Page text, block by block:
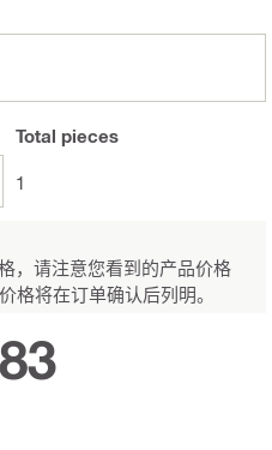
Total pieces
1
，请注意您看到的产品价格
格将在订单确认后列明。